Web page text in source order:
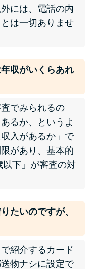
が強制退去は避け
相談より賢い方
審査通る？借金
をおすすめしな
りるには？年利
ードローンと比
には、電話の内
は一切ありませ
収がいくらあれ
でみられるの
るか、というよ
入があるか」で
があり、基本的
下」が審査の対
たいのですが、
紹介するカード
物ナシに設定で